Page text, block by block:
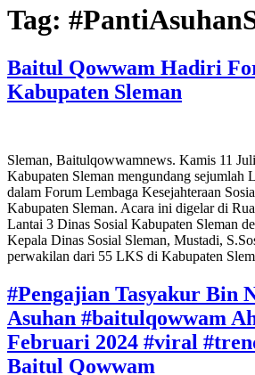
Tag:
Baitul Qowwam Hadiri
Kabupaten Sleman
Sleman, Baitulqowwamnews. Kamis 11
Kabupaten Sleman mengundang sejumlah
dalam Forum Lembaga Kesejahteraan
Kabupaten Sleman. Acara ini digelar di
Lantai 3 Dinas Sosial Kabupaten Sleman
Kepala Dinas Sosial Sleman, Mustadi,
perwakilan dari 55 LKS di Kabupaten
#Pengajian Tasyakur Bin
Asuhan ‎#baitulqowwam
Februari 2024 #viral
Baitul Qowwam